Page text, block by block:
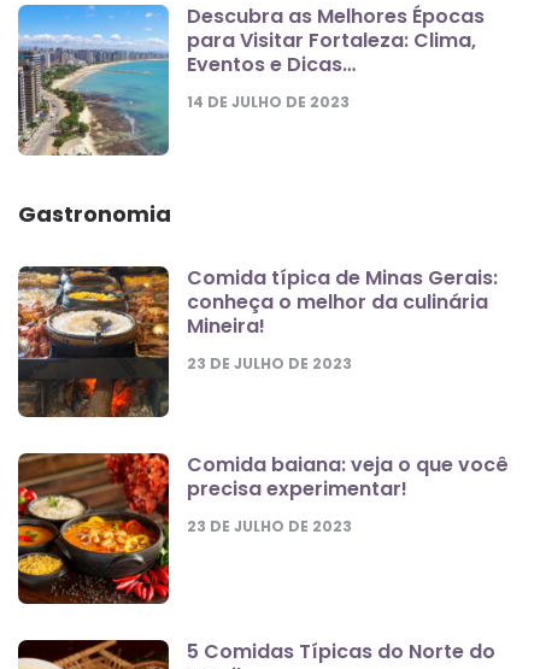
Descubra as Melhores Épocas
para Visitar Fortaleza: Clima,
Eventos e Dicas…
14 DE JULHO DE 2023
Gastronomia
Comida típica de Minas Gerais:
conheça o melhor da culinária
Mineira!
23 DE JULHO DE 2023
Comida baiana: veja o que você
precisa experimentar!
23 DE JULHO DE 2023
5 Comidas Típicas do Norte do